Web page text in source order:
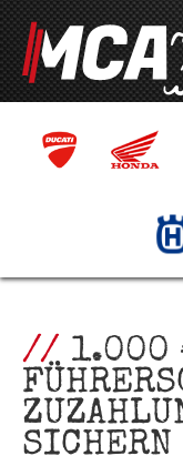
1.000
SICHERN